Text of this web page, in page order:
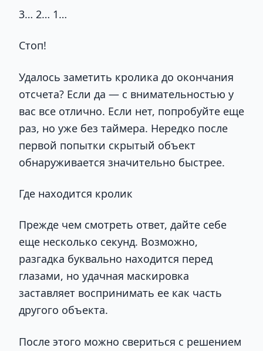
3… 2… 1…
Стоп!
Удалось заметить кролика до окончания
отсчета? Если да — с внимательностью у
вас все отлично. Если нет, попробуйте еще
раз, но уже без таймера. Нередко после
первой попытки скрытый объект
обнаруживается значительно быстрее.
Где находится кролик
Прежде чем смотреть ответ, дайте себе
еще несколько секунд. Возможно,
разгадка буквально находится перед
глазами, но удачная маскировка
заставляет воспринимать ее как часть
другого объекта.
После этого можно свериться с решением